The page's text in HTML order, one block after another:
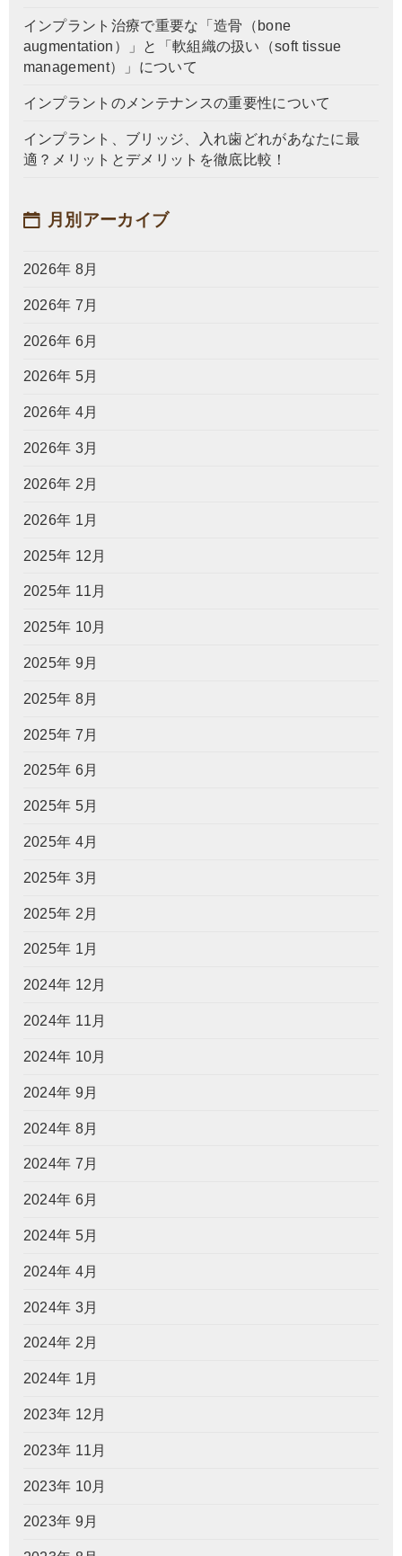
インプラント治療で重要な「造骨（bone
augmentation）」と「軟組織の扱い（soft tissue
management）」について
インプラントのメンテナンスの重要性について
インプラント、ブリッジ、入れ歯どれがあなたに最
適？メリットとデメリットを徹底比較！
月別アーカイブ
2026年 8月
2026年 7月
2026年 6月
2026年 5月
2026年 4月
2026年 3月
2026年 2月
2026年 1月
2025年 12月
2025年 11月
2025年 10月
2025年 9月
2025年 8月
2025年 7月
2025年 6月
2025年 5月
2025年 4月
2025年 3月
2025年 2月
2025年 1月
2024年 12月
2024年 11月
2024年 10月
2024年 9月
2024年 8月
2024年 7月
2024年 6月
2024年 5月
2024年 4月
2024年 3月
2024年 2月
2024年 1月
2023年 12月
2023年 11月
2023年 10月
2023年 9月